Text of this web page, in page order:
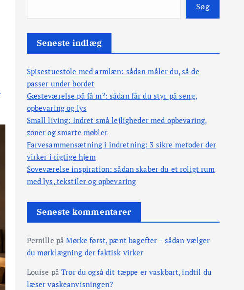
Søg
Seneste indlæg
Spisestuestole med armlæn: sådan måler du, så de
passer under bordet
Gæsteværelse på få m²: sådan får du styr på seng,
opbevaring og lys
Small living: Indret små lejligheder med opbevaring,
zoner og smarte møbler
Farvesammensætning i indretning: 3 sikre metoder der
virker i rigtige hjem
Soveværelse inspiration: sådan skaber du et roligt rum
med lys, tekstiler og opbevaring
Seneste kommentarer
Pernille påMørke først, pænt bagefter – sådan vælger
du mørklægning der faktisk virker
Louise påTror du også dit tæppe er vaskbart, indtil du
læser vaskeanvisningen?